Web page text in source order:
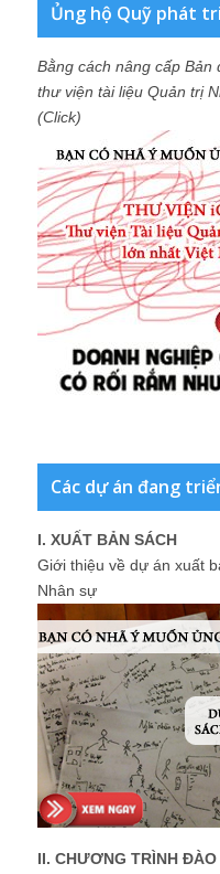
Ủng hộ Quỹ phát
Bằng cách nâng cấp Bản
thư viện tài liệu Quản trị
(Click)
Các dự án đang
I. XUẤT BẢN SÁCH
Giới thiệu về dự án xuất
Nhân sự
II. CHƯƠNG TRÌNH ĐÀO